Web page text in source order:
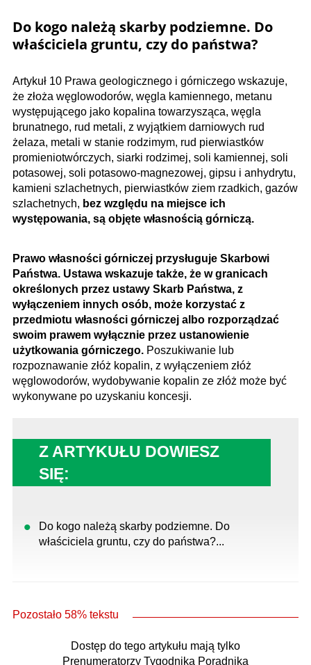
Do kogo należą skarby podziemne. Do
właściciela gruntu, czy do państwa?
Artykuł 10 Prawa geologicznego i górniczego wskazuje,
że złoża węglowodorów, węgla kamiennego, metanu
występującego jako kopalina towarzysząca, węgla
brunatnego, rud metali, z wyjątkiem darniowych rud
żelaza, metali w stanie rodzimym, rud pierwiastków
promieniotwórczych, siarki rodzimej, soli kamiennej, soli
potasowej, soli potasowo-magnezowej, gipsu i anhydrytu,
kamieni szlachetnych, pierwiastków ziem rzadkich, gazów
szlachetnych, bez względu na miejsce ich
występowania, są objęte własnością górniczą.
Prawo własności górniczej przysługuje Skarbowi
Państwa. Ustawa wskazuje także, że w granicach
określonych przez ustawy Skarb Państwa, z
wyłączeniem innych osób, może korzystać z
przedmiotu własności górniczej albo rozporządzać
swoim prawem wyłącznie przez ustanowienie
użytkowania górniczego. Poszukiwanie lub
rozpoznawanie złóż kopalin, z wyłączeniem złóż
węglowodorów, wydobywanie kopalin ze złóż może być
wykonywane po uzyskaniu koncesji.
Z ARTYKUŁU DOWIESZ
SIĘ:
Do kogo należą skarby podziemne. Do
właściciela gruntu, czy do państwa?...
Pozostało 58% tekstu
Dostęp do tego artykułu mają tylko
Prenumeratorzy Tygodnika Poradnika